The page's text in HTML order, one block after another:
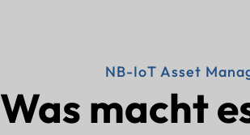
NB-IoT Asset
Was macht